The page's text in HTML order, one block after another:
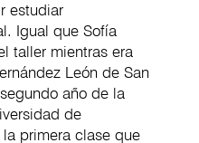
estudiar
Igual que Sofía
taller mientras era
León de San
año de la
de
primera clase que